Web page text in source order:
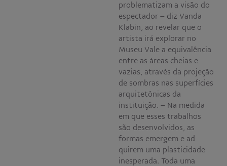
problematizam a visão do
espectador – diz Vanda
Klabin, ao revelar que o
artista irá explorar no
Museu Vale a equivalência
entre as áreas cheias e
vazias, através da projeção
de sombras nas superfícies
arquitetônicas da
instituição. – Na medida
em que esses trabalhos
são desenvolvidos, as
formas emergem e ad
quirem uma plasticidade
inesperada. Toda uma